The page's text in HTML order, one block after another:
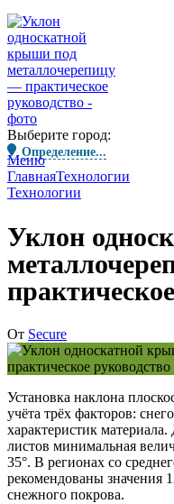
Выберите город:
Определение...
Меню
ГлавнаяТехнологии
Технологии
Уклон
От Secure
Установка наклона
учёта трёх факторов:
характеристик
листов минимальная
35°. В регионах со
рекомендованы значения
снежного покрова.